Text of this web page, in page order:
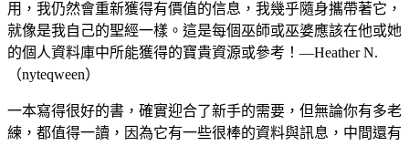
用，我仍然會重新獲得有價值的信息，我幾乎隨身攜帶著它，
就像是我自己的聖經一樣。這是每個巫師或巫婆應該在他或她
的個人資料庫中所能獲得的寶貴資源或參考！—Heather N.
（nyteqween）
一本寫得很好的書，確實迎合了新手的需要，但無論你有多老
練，都值得一讀，因為它有一些很棒的資料與訊息，中間還有